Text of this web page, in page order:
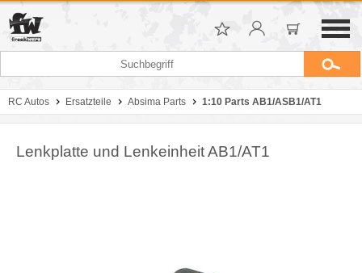
RC Autos Ersatzteile Absima Parts 1:10 Parts AB1/ASB1/AT1
Lenkplatte und Lenkeinheit AB1/AT1